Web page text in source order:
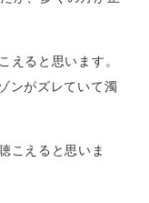
えると思います。
ンがズレていて濁
こえると思いま